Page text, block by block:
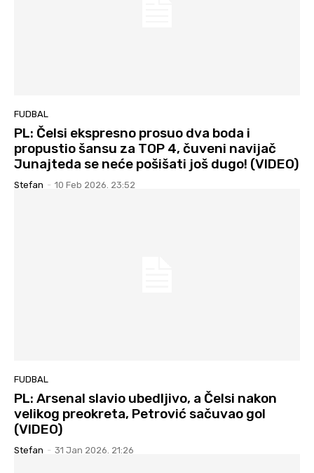
FUDBAL
PL: Čelsi ekspresno prosuo dva boda i
propustio šansu za TOP 4, čuveni navijač
Junajteda se neće pošišati još dugo! (VIDEO)
Stefan - 10 Feb 2026. 23:52
FUDBAL
PL: Arsenal slavio ubedljivo, a Čelsi nakon
velikog preokreta, Petrović sačuvao gol
(VIDEO)
Stefan - 31 Jan 2026. 21:26